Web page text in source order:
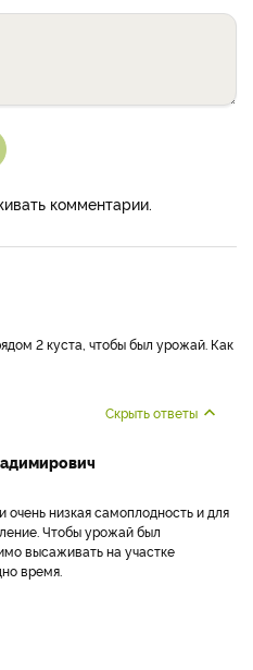
комментарии.
2 куста, чтобы был урожай. Как
Скрыть ответы
низкая самоплодность и для
Чтобы урожай был
высаживать на участке
время.